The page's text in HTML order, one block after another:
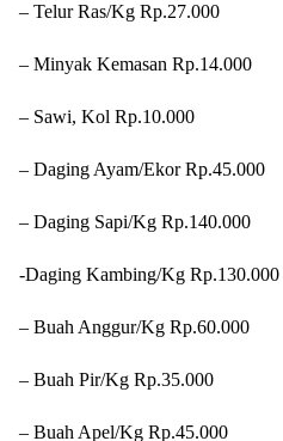
– Telur Ras/Kg Rp.27.000
– Minyak Kemasan Rp.14.000
– Sawi, Kol Rp.10.000
– Daging Ayam/Ekor Rp.45.000
– Daging Sapi/Kg Rp.140.000
-Daging Kambing/Kg Rp.130.000
– Buah Anggur/Kg Rp.60.000
– Buah Pir/Kg Rp.35.000
– Buah Apel/Kg Rp.45.000